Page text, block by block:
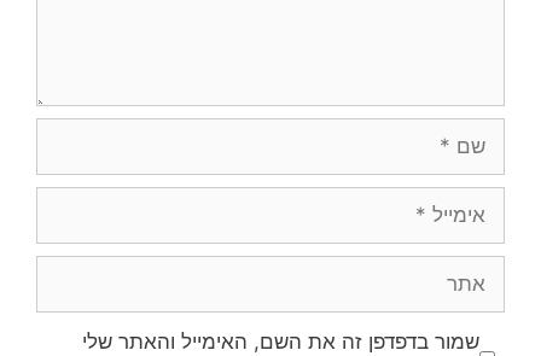
שמור בדפדפן זה את השם, האימייל והאתר שלי